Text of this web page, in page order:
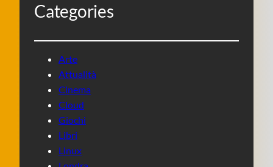
Categories
Arte
Attualità
Cinema
Cloud
Giochi
Libri
Linux